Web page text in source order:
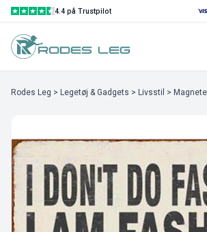
4.4 på Trustpilot
Rodes Leg > Legetøj & Gadgets > Livsstil >